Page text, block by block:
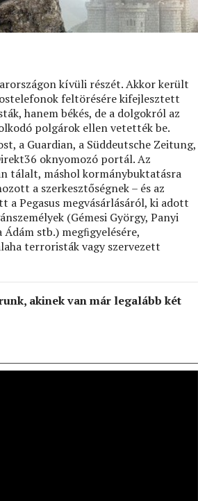
kívüli részét. Akkor került
feltörésére kifejlesztett
hanem békés, de a dolgokról az
polgárok ellen vetették be.
a Guardian, a Süddeutsche Zeitung,
oknyomozó portál. Az
tálalt, máshol kormánybuktatásra
a szerkesztőségnek – és az
a Pegasus megvásárlásáról, ki adott
(Gémesi György, Panyi
stb.) megﬁgyelésére,
terroristák vagy szervezett
akinek van már legalább két